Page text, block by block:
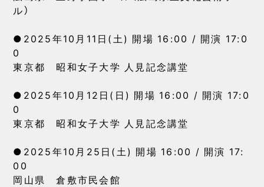
ル）
●2025年10月11日(土) 開場 16:00 / 開演 17:0
0
東京都 昭和女子大学 人見記念講堂
●2025年10月12日(日) 開場 16:00 / 開演 17:0
0
東京都 昭和女子大学 人見記念講堂
●2025年10月25日(土) 開場 16:00 / 開演 17:
00
岡山県 倉敷市民会館